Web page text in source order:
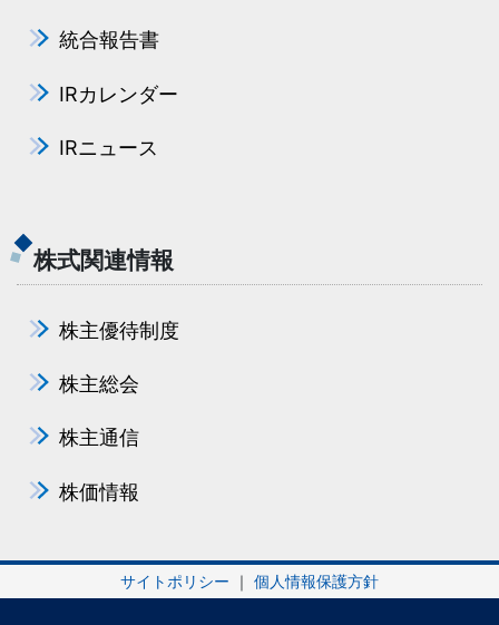
統合報告書
IRカレンダー
IRニュース
株式関連情報
株主優待制度
株主総会
株主通信
株価情報
サイトポリシー ｜ 個人情報保護方針